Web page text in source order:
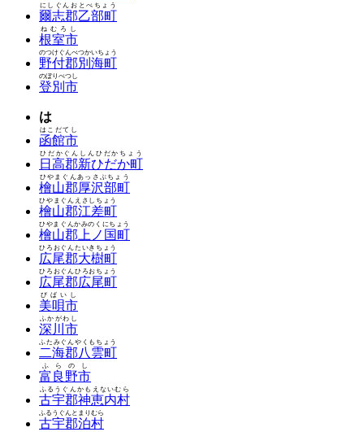
爾志郡乙部町
にしぐんおとべちょう
根室市
ねむろし
野付郡別海町
のつけぐんべつかいちょう
登別市
のぼりべつし
は
函館市
はこだてし
日高郡新ひだか町
ひだかぐんしんひだかちょう
檜山郡厚沢部町
ひやまぐんあっさぶちょう
檜山郡江差町
ひやまぐんえさしちょう
檜山郡上ノ国町
ひやまぐんかみのくにちょう
広尾郡大樹町
ひろおぐんたいきちょう
広尾郡広尾町
ひろおぐんひろおちょう
美唄市
びばいし
深川市
ふかがわし
二海郡八雲町
ふたみぐんやくもちょう
富良野市
ふらのし
古宇郡神恵内村
ふるうぐんかもえないむら
古宇郡泊村
ふるうぐんとまりむら